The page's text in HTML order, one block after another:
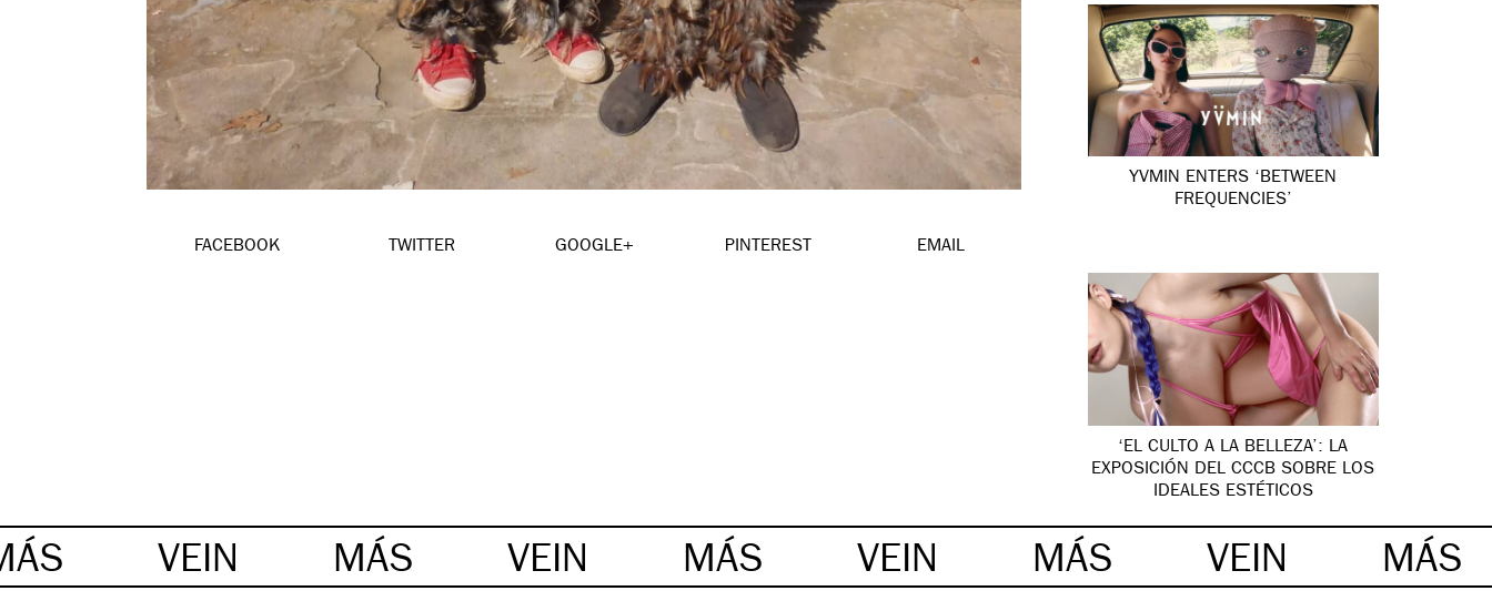
FACEBOOK TWITTER GOOGLE+ PINTEREST EMAIL
YVMIN ENTERS ‘BETWEEN
FREQUENCIES’
‘EL CULTO A LA BELLEZA’: LA
EXPOSICIÓN DEL CCCB SOBRE LOS
IDEALES ESTÉTICOS
VEIN MÁS VEIN MÁS VEIN MÁS VEIN MÁS